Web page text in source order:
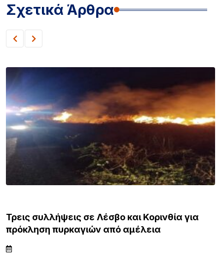
Σχετικά Άρθρα
Τρεις συλλήψεις σε Λέσβο και Κορινθία για
πρόκληση πυρκαγιών από αμέλεια